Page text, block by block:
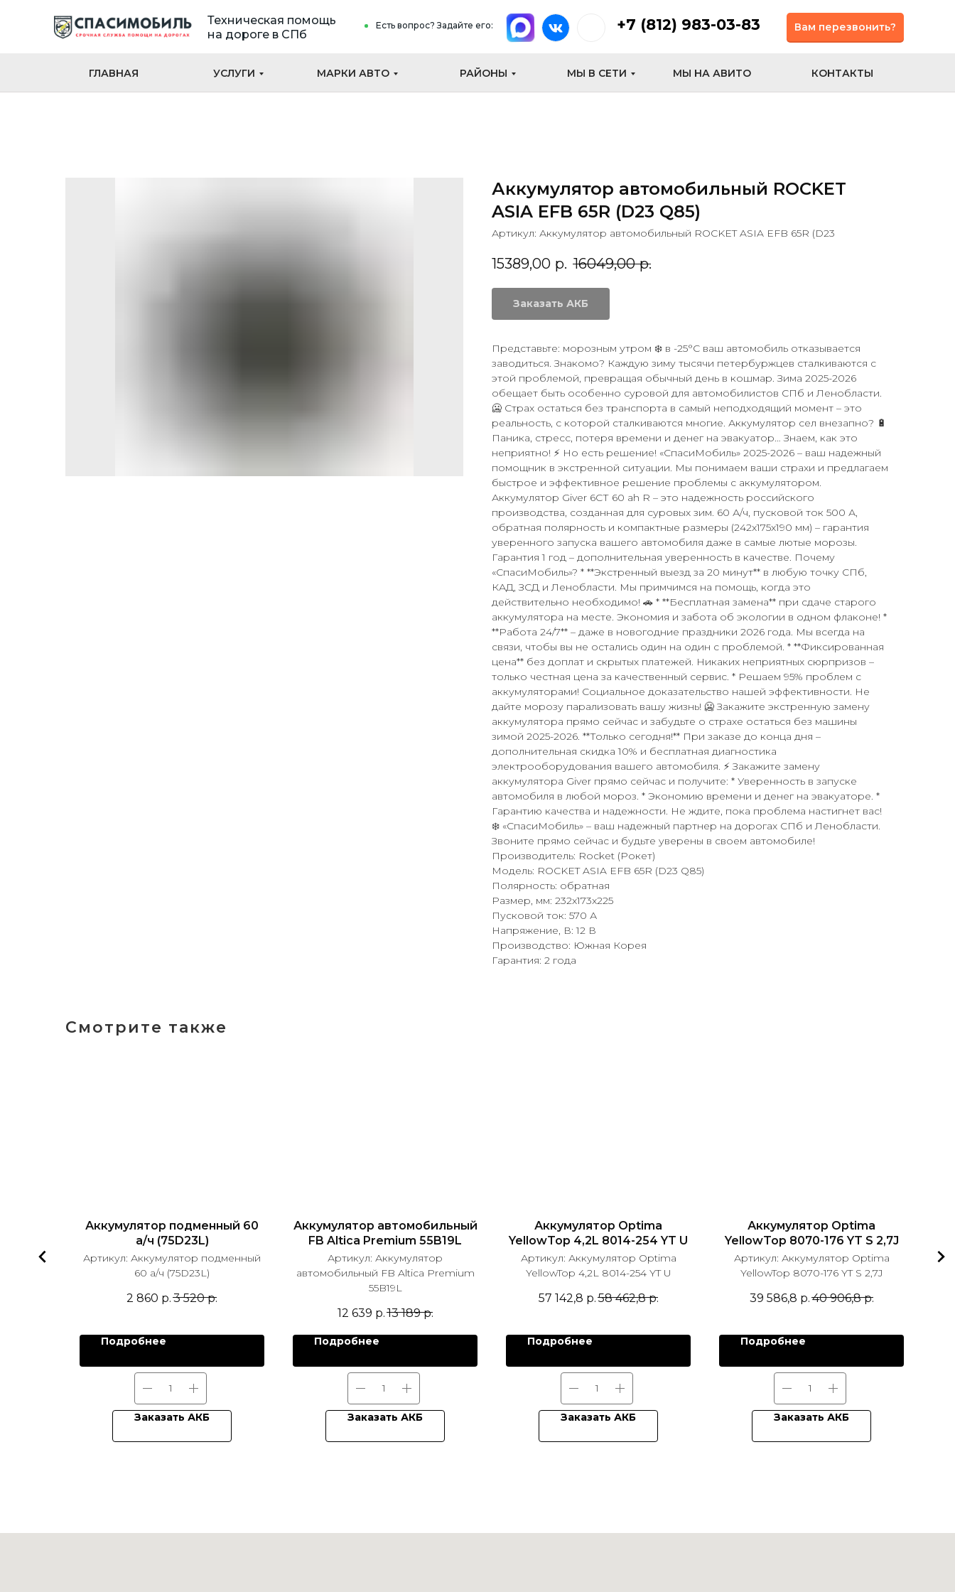
Есть вопрос? Задайте его:
ГЛАВНАЯ
+7 (812) 983-03-83
УСЛУГИ МАРКИ АВТО РАЙОНЫ МЫ В СЕТИ МЫ НА АВИТО КОНТАКТЫ
Вам перезвонить?
Техническая помощь
на дороге в СПб
Аккумулятор автомобильный ROCKET
ASIA EFB 65R (D23 Q85)
Артикул: Аккумулятор автомобильный ROCKET ASIA EFB 65R (D23
15389,00 р. 16049,00 р.
Заказать АКБ
Представьте: морозным утром ❄️ в -25°C ваш автомобиль отказывается
заводиться. Знакомо? Каждую зиму тысячи петербуржцев сталкиваются с
этой проблемой, превращая обычный день в кошмар. Зима 2025-2026
обещает быть особенно суровой для автомобилистов СПб и Ленобласти.
🥶 Страх остаться без транспорта в самый неподходящий момент – это
реальность, с которой сталкиваются многие. Аккумулятор сел внезапно? 🔋
Паника, стресс, потеря времени и денег на эвакуатор… Знаем, как это
неприятно! ⚡ Но есть решение! «СпасиМобиль» 2025-2026 – ваш надежный
помощник в экстренной ситуации. Мы понимаем ваши страхи и предлагаем
быстрое и эффективное решение проблемы с аккумулятором.
Аккумулятор Giver 6СТ 60 ah R – это надежность российского
производства, созданная для суровых зим. 60 А/ч, пусковой ток 500 А,
обратная полярность и компактные размеры (242x175x190 мм) – гарантия
уверенного запуска вашего автомобиля даже в самые лютые морозы.
Гарантия 1 год – дополнительная уверенность в качестве. Почему
«СпасиМобиль»? * **Экстренный выезд за 20 минут** в любую точку СПб,
КАД, ЗСД и Ленобласти. Мы примчимся на помощь, когда это
действительно необходимо! 🚗 * **Бесплатная замена** при сдаче старого
аккумулятора на месте. Экономия и забота об экологии в одном флаконе! *
**Работа 24/7** – даже в новогодние праздники 2026 года. Мы всегда на
связи, чтобы вы не остались один на один с проблемой. * **Фиксированная
цена** без доплат и скрытых платежей. Никаких неприятных сюрпризов –
только честная цена за качественный сервис. * Решаем 95% проблем с
аккумуляторами! Социальное доказательство нашей эффективности. Не
дайте морозу парализовать вашу жизнь! 🥶 Закажите экстренную замену
аккумулятора прямо сейчас и забудьте о страхе остаться без машины
зимой 2025-2026. **Только сегодня!** При заказе до конца дня –
дополнительная скидка 10% и бесплатная диагностика
электрооборудования вашего автомобиля. ⚡ Закажите замену
аккумулятора Giver прямо сейчас и получите: * Уверенность в запуске
автомобиля в любой мороз. * Экономию времени и денег на эвакуаторе. *
Гарантию качества и надежности. Не ждите, пока проблема настигнет вас!
❄️ «СпасиМобиль» – ваш надежный партнер на дорогах СПб и Ленобласти.
Звоните прямо сейчас и будьте уверены в своем автомобиле!
Производитель: Rocket (Рокет)
Модель: ROCKET ASIA EFB 65R (D23 Q85)
Полярность: обратная
Размер, мм: 232x173x225
Пусковой ток: 570 А
Напряжение, В: 12 В
Производство: Южная Корея
Гарантия: 2 года
Смотрите также
Аккумулятор подменный 60
а/ч (75D23L)
Артикул: Аккумулятор подменный
60 а/ч (75D23L)
2 860 р. 3 520 р.
Подробнее
Заказать АКБ
Аккумулятор автомобильный
FB Altica Premium 55B19L
Артикул: Аккумулятор
автомобильный FB Altica Premium
55B19L
12 639 р.13 189 р.
Подробнее
Заказать АКБ
Аккумулятор Optima
YellowTop 4,2L 8014-254 YT U
Артикул: Аккумулятор Optima
YellowTop 4,2L 8014-254 YT U
57 142,8 р.58 462,8 р.
Подробнее
Заказать АКБ
Аккумулятор Optima
YellowTop 8070-176 YT S 2,7J
Артикул: Аккумулятор Optima
YellowTop 8070-176 YT S 2,7J
39 586,8 р.40 906,8 р.
Подробнее
Заказать АКБ